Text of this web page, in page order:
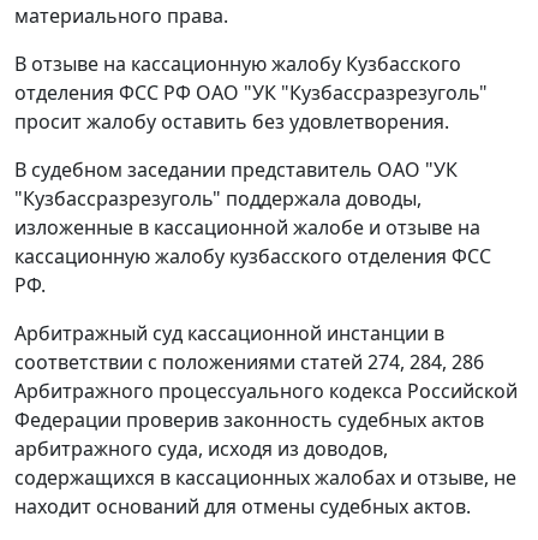
материального права.
В отзыве на кассационную жалобу Кузбасского
отделения ФСС РФ ОАО "УК "Кузбассразрезуголь"
просит жалобу оставить без удовлетворения.
В судебном заседании представитель ОАО "УК
"Кузбассразрезуголь" поддержала доводы,
изложенные в кассационной жалобе и отзыве на
кассационную жалобу кузбасского отделения ФСС
РФ.
Арбитражный суд кассационной инстанции в
соответствии с положениями статей 274, 284, 286
Арбитражного процессуального кодекса Российской
Федерации проверив законность судебных актов
арбитражного суда, исходя из доводов,
содержащихся в кассационных жалобах и отзыве, не
находит оснований для отмены судебных актов.